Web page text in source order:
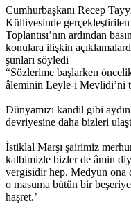
Cumhurbaşkanı Recep
Külliyesinde gerçekleştirilen
Toplantısı’nın ardından
konulara ilişkin
şunları söyledi
“Sözlerime başlarken
âleminin Leyle-i Mevlidi’ni
Dünyamızı kandil gibi
devriyesine daha bizleri
İstiklal Marşı şairimiz
kalbimizle bizler de âmin
vergisidir hep. Medyun ona
o masuma bütün bir
haşret.’